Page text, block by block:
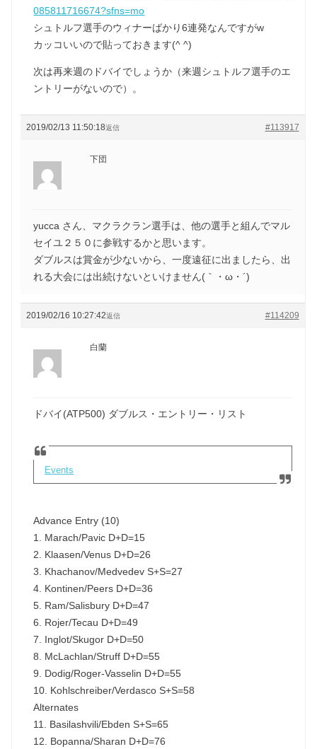
085811716674?sfns=mo
シュトルフ選手のウィナーばかり6連発なんですがw
カッコいいので貼っておきます(^ ^)
次は再来週のドバイでしょうか（来週シュトルフ選手のエ
ントリーがないので）。
2019/02/13 11:50:18 #113917
返信
下団
yucca さん、マクラクラン選手は、他の選手と組んでマル
セイユ２５０に参戦するかと思います。
ダブルスは賞金が少ないから、一度遠征に出ましたら、出
れる大会には出続けないといけません(｀・ω・´)ゞ
2019/02/16 10:27:42 #114209
返信
白蘭
ドバイ(ATP500) ダブルス・エントリー・リスト
Events
Advance Entry (10)
1. Marach/Pavic D+D=15
2. Klaasen/Venus D+D=26
3. Khachanov/Medvedev S+S=27
4. Kontinen/Peers D+D=36
5. Ram/Salisbury D+D=47
6. Rojer/Tecau D+D=49
7. Inglot/Skugor D+D=50
8. McLachlan/Struff D+D=55
9. Dodig/Roger-Vasselin D+D=55
10. Kohlschreiber/Verdasco S+S=58
Alternates
11. Basilashvili/Ebden S+S=65
12. Bopanna/Sharan D+D=76